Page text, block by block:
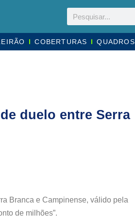
COBERTURAS QUADROS
duelo entre Serra
Branca e Campinense, válido pela
de milhões”.